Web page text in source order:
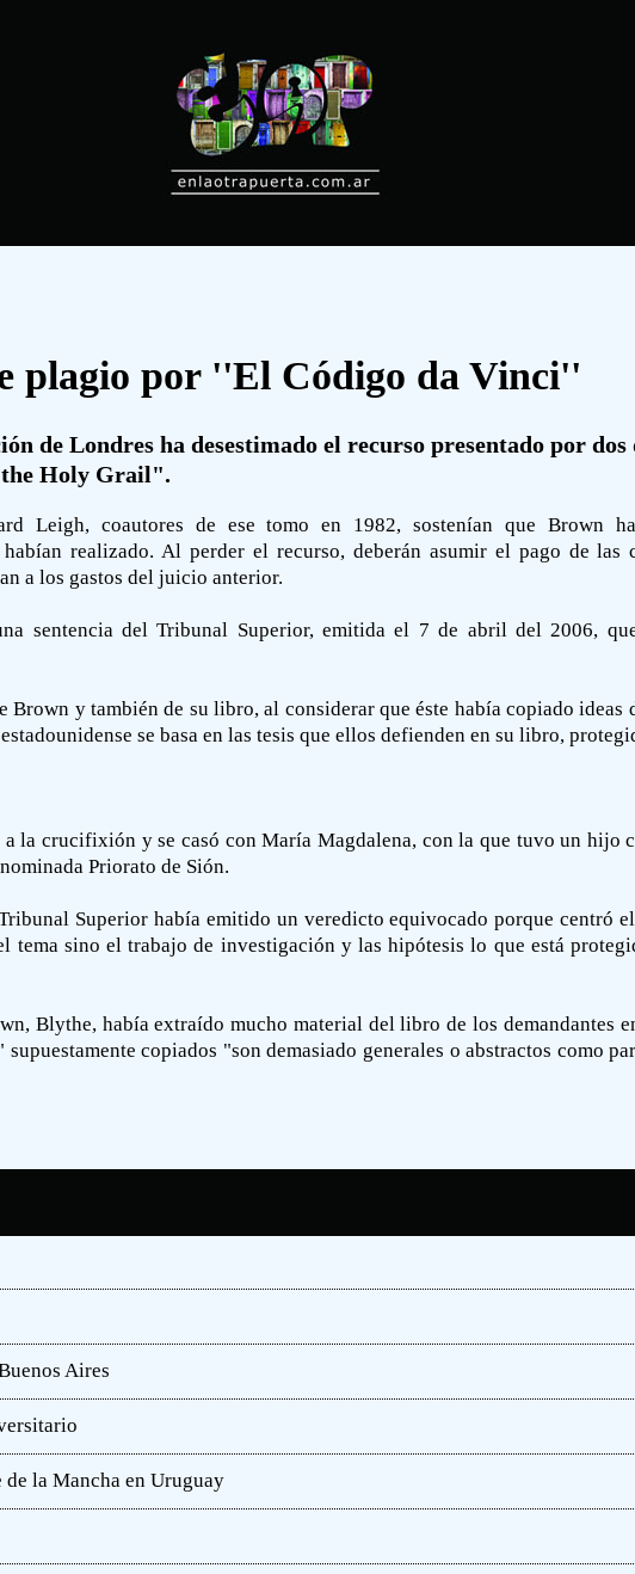
plagio por ''El Código da Vinci''
de Londres ha desestimado el recurso presentado por
Holy Grail".
Leigh, coautores de ese tomo en 1982, sostenían que Brown
realizado. Al perder el recurso, deberán asumir el pago de las
a los gastos del juicio anterior.
sentencia del Tribunal Superior, emitida el 7 de abril del 2006,
Brown y también de su libro, al considerar que éste había copiado ideas
se basa en las tesis que ellos defienden en su libro,
la crucifixión y se casó con María Magdalena, con la que tuvo un hijo
Priorato de Sión.
Superior había emitido un veredicto equivocado porque centró
tema sino el trabajo de investigación y las hipótesis lo que está
Blythe, había extraído mucho material del libro de los demandantes
copiados "son demasiado generales o abstractos como
Aires
la Mancha en Uruguay